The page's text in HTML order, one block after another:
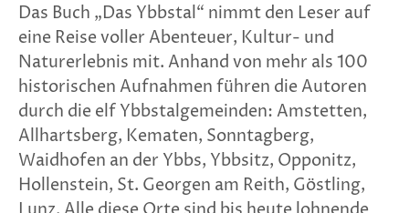
Das Buch „Das Ybbstal“ nimmt den Leser auf
eine Reise voller Abenteuer, Kultur- und
Naturerlebnis mit. Anhand von mehr als 100
historischen Aufnahmen führen die Autoren
durch die elf Ybbstalgemeinden: Amstetten,
Allhartsberg, Kematen, Sonntagberg,
Waidhofen an der Ybbs, Ybbsitz, Opponitz,
Hollenstein, St. Georgen am Reith, Göstling,